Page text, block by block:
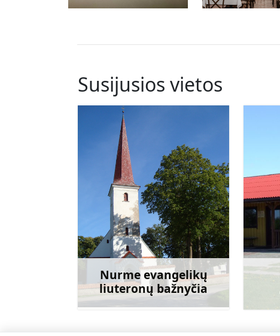
Susijusios vietos
Nurme evangelikų
liuteronų bažnyčia
Sužinoti daugiau